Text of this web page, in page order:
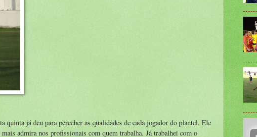
quinta já deu para perceber as qualidades de cada jogador do plantel. Ele
admira nos profissionais com quem trabalha. Já trabalhei com o